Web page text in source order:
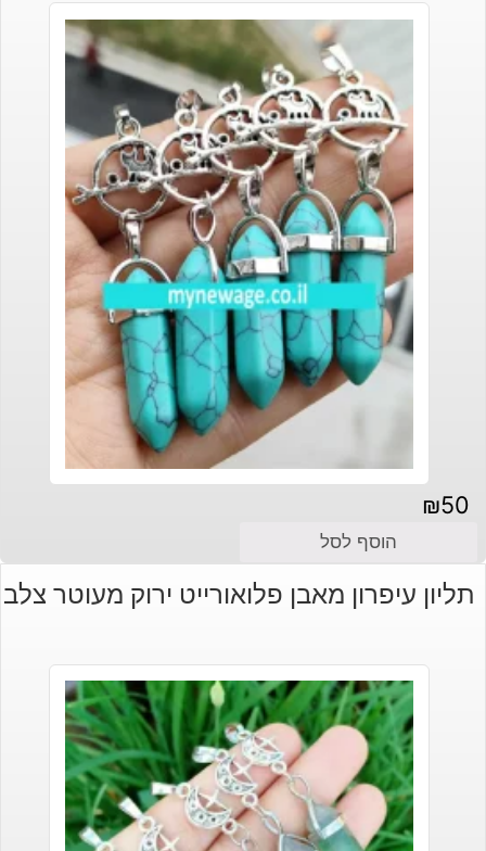
₪50
הוסף לסל
תליון עיפרון מאבן פלואורייט ירוק מעוטר צלב